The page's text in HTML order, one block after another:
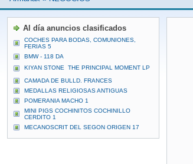
Al día anuncios clasificados
COCHES PARA BODAS, COMUNIONES,
FERIAS 5
BMW - 118 DA
KIYAN STONE  THE PRINCIPAL MOMENT LP
CAMADA DE BULLD. FRANCES
MEDALLAS RELIGIOSAS ANTIGUAS
POMERANIA MACHO 1
MINI PIGS COCHINITOS COCHINILLO
CERDITO 1
MECANOSCRIT DEL SEGON ORIGEN 17